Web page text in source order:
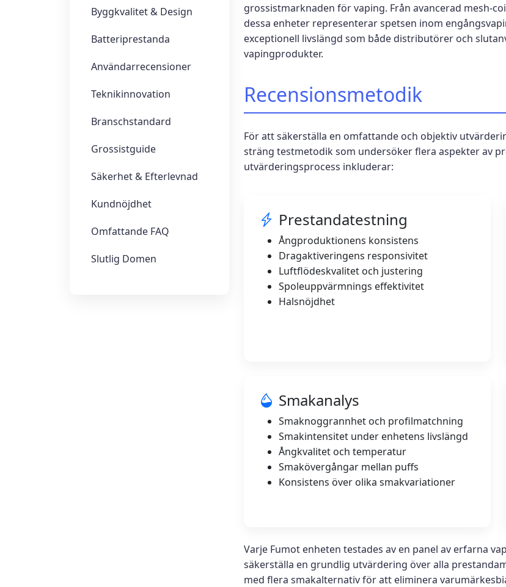
Byggkvalitet & Design
Batteriprestanda
Användarrecensioner
Teknikinnovation
Branschstandard
Grossistguide
Säkerhet & Efterlevnad
Kundnöjdhet
Omfattande FAQ
Slutlig Domen
grossistmarknaden för vaping. Från avancerad mesh-
dessa enheter representerar spetsen inom
exceptionell livslängd som både distributörer och
vapingprodukter.
Recensionsmetodik
För att säkerställa en omfattande och objektiv
sträng testmetodik som undersöker flera aspekter av
utvärderingsprocess inkluderar:
Prestandatestning
Ångproduktionens konsistens
Dragaktiveringens responsivitet
Luftflödeskvalitet och justering
Spoleuppvärmnings effektivitet
Halsnöjdhet
Smakanalys
Smaknoggrannhet och profilmatchning
Smakintensitet under enhetens livslängd
Ångkvalitet och temperatur
Smakövergångar mellan puffs
Konsistens över olika smakvariationer
Varje Fumot enheten testades av en panel av erfarna
säkerställa en grundlig utvärdering över alla
med flera smakalternativ för att eliminera